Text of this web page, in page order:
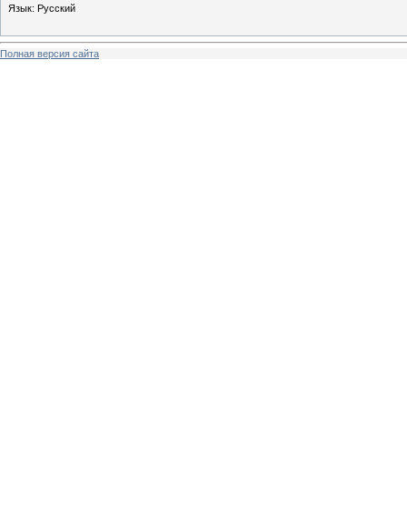
Язык: Русский
Полная версия сайта